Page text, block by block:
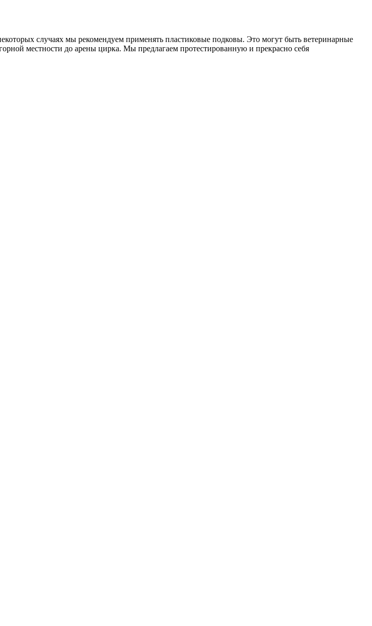
случаях мы рекомендуем применять пластиковые подковы. Это могут быть ветеринарные
местности до арены цирка. Мы предлагаем протестированную и прекрасно себя